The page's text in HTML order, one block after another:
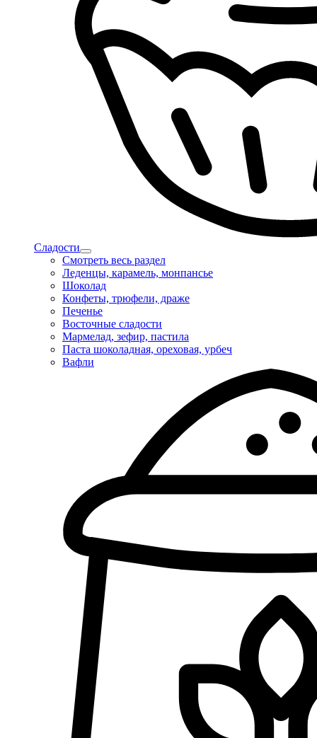
Сладости
Смотреть весь раздел
Леденцы, карамель, монпансье
Шоколад
Конфеты, трюфели, драже
Печенье
Восточные сладости
Мармелад, зефир, пастила
Паста шоколадная, ореховая, урбеч
Вафли